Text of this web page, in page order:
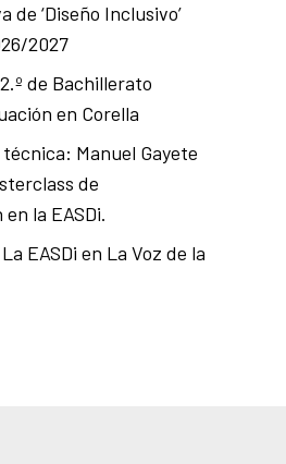
de ‘Diseño Inclusivo’
2027
de Bachillerato
en Corella
Manuel Gayete
de
la EASDi.
EASDi en La Voz de la